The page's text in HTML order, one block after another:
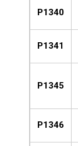
P1340
P1341
P1345
P1346